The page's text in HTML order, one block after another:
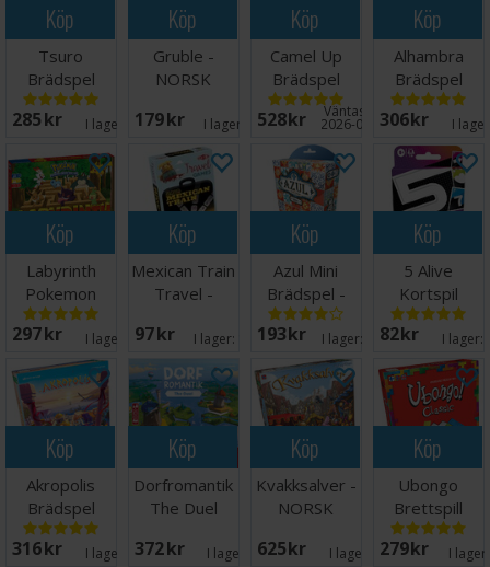
Köp
Tsuro
Brädspel
285 SEK I lager:
Köp
Gruble -
NORSK
179 SEK I lager: 12
Köp
Camel Up
Brädspel
528 SEK Väntas in:
2026-09-15
Köp
Alhambra
Brädspel
306 SEK I
Köp
Labyrinth
Pokemon
Brädspel
297 SEK I lager: 2
Köp
Mexican Train
Travel -
97 SEK I lager:
Köp
Azul Mini
Brädspel -
Reseutgåva
193 SEK I lager: 20+
Köp
5 Alive
Kortspil
82 SEK I lager:
Köp
Akropolis
Brädspel
316 SEK I lager: 3
Köp
Dorfromantik
The Duel
372 SEK I lager: 1
Köp
Kvakksalver -
NORSK
625 SEK I lager: 8
Köp
Ubongo
Brettspill
(Norsk
utgave)
279 SEK I